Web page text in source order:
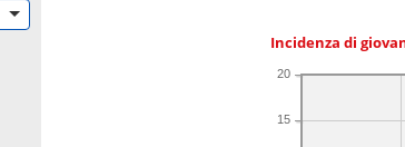
Incidenza di
15
20